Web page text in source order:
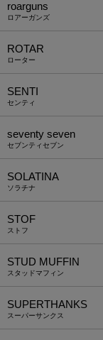
roarguns
ロアーガンズ
ROTAR
ローター
SENTI
センティ
seventy seven
セブンティセブン
SOLATINA
ソラチナ
STOF
ストフ
STUD MUFFIN
スタッドマフィン
SUPERTHANKS
スーパーサンクス